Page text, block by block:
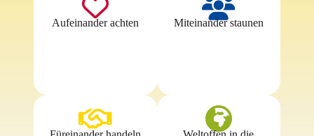
Aufeinander achten Miteinander staunen